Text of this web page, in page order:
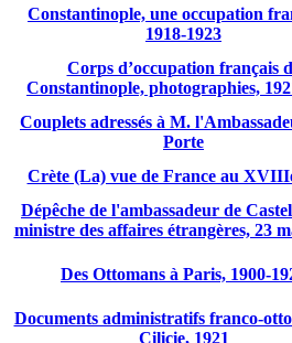
Constantinople, une occupation
1918-1923
Corps d’occupation français
Constantinople, photographies,
Couplets adressés à M.
Porte
Crète (La) vue de France au
Dépêche de l'ambassadeur de
ministre des affaires étrangères, 23
Des Ottomans à Paris, 1900-
Documents administratifs franco-
Cilicie, 1921